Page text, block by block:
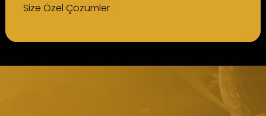
Size Özel Çözümler